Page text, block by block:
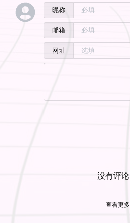
昵称
邮箱
网址
没有评论
查看更多